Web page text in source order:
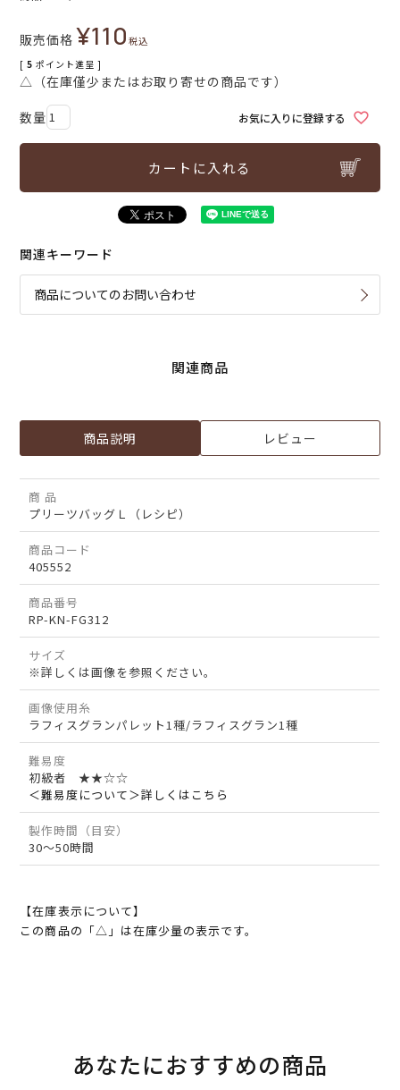
販売価格 ¥110税込
[ 5 ポイント進呈 ]
△（在庫僅少またはお取り寄せの商品です）
お気に入りに登録する
カートに入れる
関連キーワード
商品についてのお問い合わせ
関連商品
商品説明 レビュー
商 品
プリーツバッグＬ（レシピ）
商品コード
405552
商品番号
RP-KN-FG312
サイズ
※詳しくは画像を参照ください。
画像使用糸
ラフィスグランパレット1種/ラフィスグラン1種
難易度
初級者 ★★☆☆
＜難易度について＞詳しくはこちら
製作時間（目安）
30～50時間
【在庫表示について】
この商品の「△」は在庫少量の表示です。
あなたにおすすめの商品